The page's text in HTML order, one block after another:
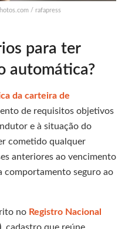
/ rafapress
para ter
automática?
da carteira de
de requisitos objetivos
e à situação do
cometido qualquer
anteriores ao vencimento
comportamento seguro ao
no Registro Nacional